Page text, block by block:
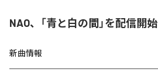
NAO、「青と白の間」を配信開始
新曲情報